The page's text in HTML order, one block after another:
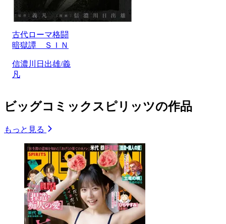
古代ローマ格闘
暗獄譚 ＳＩＮ
信濃川日出雄/義
凡
ビッグコミックスピリッツの作品
もっと見る